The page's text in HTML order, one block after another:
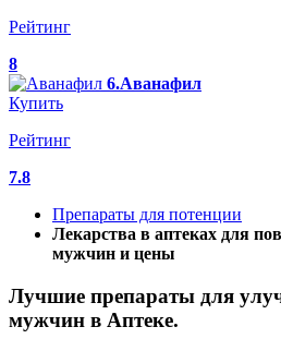
Рейтинг
8
6.Аванафил
Купить
Рейтинг
7.8
Препараты для потенции
Лекарства в аптеках для
мужчин и цены
Лучшие препараты для
мужчин в Аптеке.